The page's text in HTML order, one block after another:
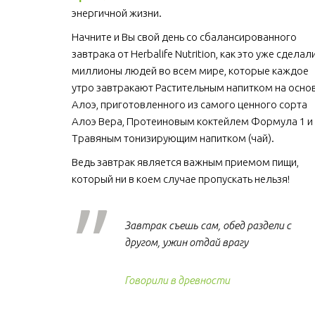
энергичной жизни.
Начните и Вы свой день со сбалансированного
завтрака от Herbalife Nutrition, как это уже
миллионы людей во всем мире, которые каждое
утро завтракают Растительным напитком на
Алоэ, приготовленного из самого ценного сорта
Алоэ Вера, Протеиновым коктейлем Формула 1 и
Травяным тонизирующим напитком (чай).
Ведь завтрак является важным приемом пищи,
который ни в коем случае пропускать нельзя!
Завтрак съешь сам, обед раздели с
другом, ужин отдай врагу
Говорили в древности